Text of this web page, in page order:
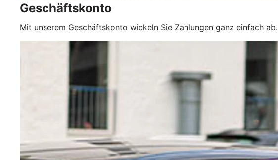
Geschäftskonto
Mit unserem Geschäftskonto wickeln Sie Zahlungen ganz einfach ab.